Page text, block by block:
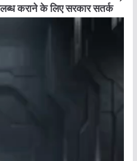
कराने के लिए सरकार सतर्क